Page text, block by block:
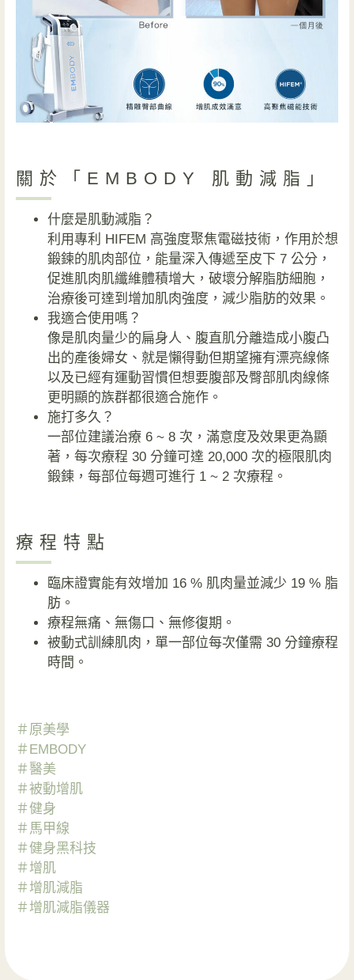
關於「EMBODY 肌動減脂」
什麼是肌動減脂？
利用專利 HIFEM 高強度聚焦電磁技術，作用於想
鍛鍊的肌肉部位，能量深入傳遞至皮下 7 公分，
促進肌肉肌纖維體積增大，破壞分解脂肪細胞，
治療後可達到增加肌肉強度，減少脂肪的效果。
我適合使用嗎？
像是肌肉量少的扁身人、腹直肌分離造成小腹凸
出的產後婦女、就是懶得動但期望擁有漂亮線條
以及已經有運動習慣但想要腹部及臀部肌肉線條
更明顯的族群都很適合施作。
施打多久？
一部位建議治療 6 ~ 8 次，滿意度及效果更為顯
著，每次療程 30 分鐘可達 20,000 次的極限肌肉
鍛鍊，每部位每週可進行 1 ~ 2 次療程。
療程特點
臨床證實能有效增加 16 % 肌肉量並減少 19 % 脂
肪。
療程無痛、無傷口、無修復期。
被動式訓練肌肉，單一部位每次僅需 30 分鐘療程
時間。
＃原美學
＃EMBODY
＃醫美
＃被動增肌
＃健身
＃馬甲線
＃健身黑科技
＃增肌
＃增肌減脂
＃增肌減脂儀器